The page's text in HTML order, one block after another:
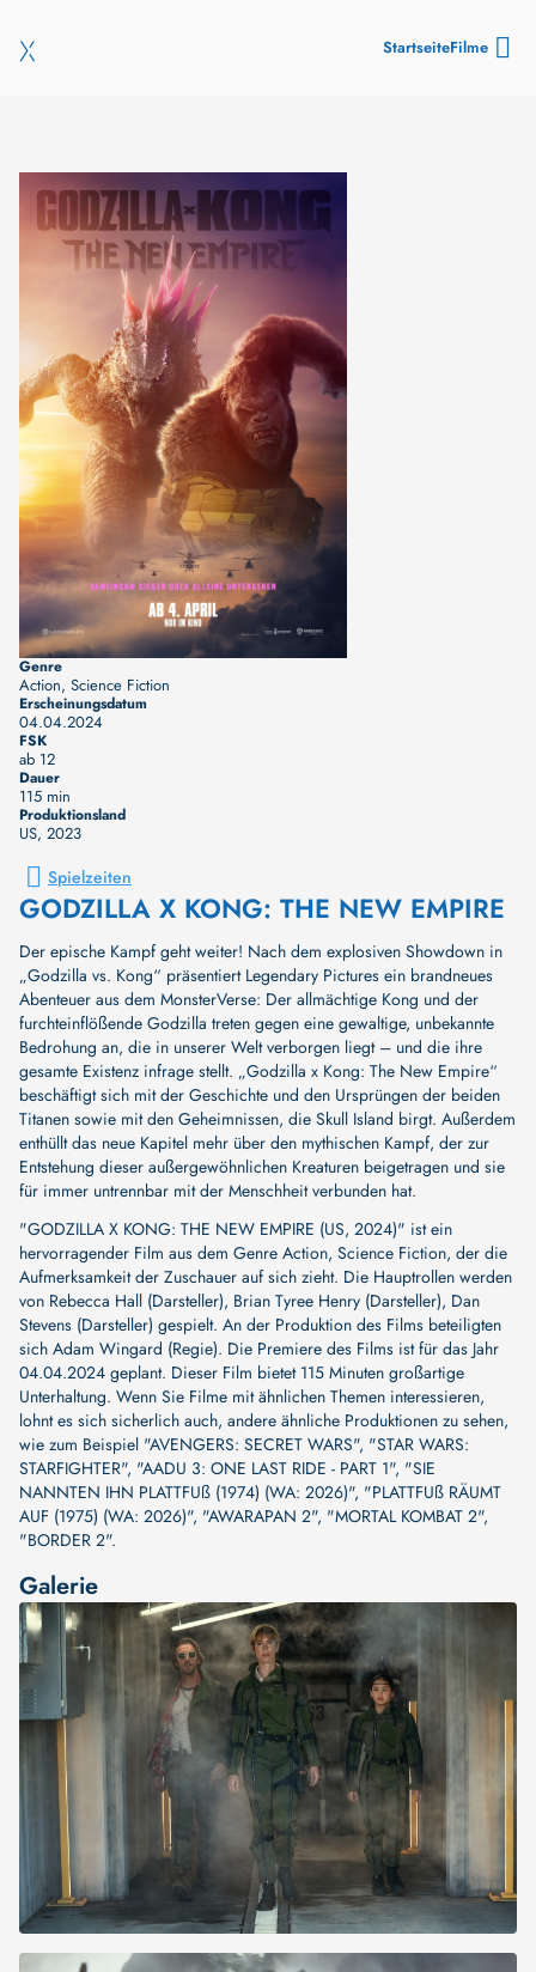
StartseiteFilme
Genre
Action, Science Fiction
Erscheinungsdatum
04.04.2024
FSK
ab 12
Dauer
115 min
Produktionsland
US, 2023
Spielzeiten
GODZILLA X KONG: THE NEW EMPIRE
Der epische Kampf geht weiter! Nach dem explosiven Showdown in
„Godzilla vs. Kong“ präsentiert Legendary Pictures ein brandneues
Abenteuer aus dem MonsterVerse: Der allmächtige Kong und der
furchteinflößende Godzilla treten gegen eine gewaltige, unbekannte
Bedrohung an, die in unserer Welt verborgen liegt – und die ihre
gesamte Existenz infrage stellt. „Godzilla x Kong: The New Empire“
beschäftigt sich mit der Geschichte und den Ursprüngen der beiden
Titanen sowie mit den Geheimnissen, die Skull Island birgt. Außerdem
enthüllt das neue Kapitel mehr über den mythischen Kampf, der zur
Entstehung dieser außergewöhnlichen Kreaturen beigetragen und sie
für immer untrennbar mit der Menschheit verbunden hat.
"GODZILLA X KONG: THE NEW EMPIRE (US, 2024)" ist ein
hervorragender Film aus dem Genre Action, Science Fiction, der die
Aufmerksamkeit der Zuschauer auf sich zieht. Die Hauptrollen werden
von Rebecca Hall (Darsteller), Brian Tyree Henry (Darsteller), Dan
Stevens (Darsteller) gespielt. An der Produktion des Films beteiligten
sich Adam Wingard (Regie). Die Premiere des Films ist für das Jahr
04.04.2024 geplant. Dieser Film bietet 115 Minuten großartige
Unterhaltung. Wenn Sie Filme mit ähnlichen Themen interessieren,
lohnt es sich sicherlich auch, andere ähnliche Produktionen zu sehen,
wie zum Beispiel "AVENGERS: SECRET WARS", "STAR WARS:
STARFIGHTER", "AADU 3: ONE LAST RIDE - PART 1", "SIE
NANNTEN IHN PLATTFUß (1974) (WA: 2026)", "PLATTFUß RÄUMT
AUF (1975) (WA: 2026)", "AWARAPAN 2", "MORTAL KOMBAT 2",
"BORDER 2".
Galerie